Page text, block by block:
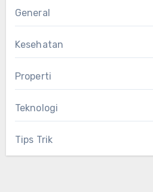
General
Kesehatan
Properti
Teknologi
Tips Trik